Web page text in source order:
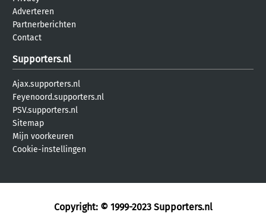
Adverteren
Partnerberichten
Contact
Supporters.nl
Ajax.supporters.nl
Feyenoord.supporters.nl
PSV.supporters.nl
Sitemap
Mijn voorkeuren
Cookie-instellingen
Copyright: © 1999-2023 Supporters.nl